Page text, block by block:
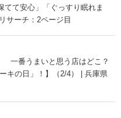
て安心」「ぐっすり眠れま
サーチ：2ページ目
一番うまいと思う店はどこ？
キの日」！】（2/4） | 兵庫県